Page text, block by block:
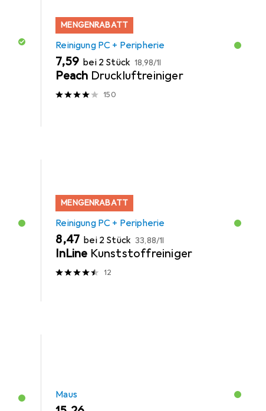
MENGENRABATT
Reinigung PC + Peripherie
EUR
7,59 bei 2 Stück EUR
18,98/1l
Peach Druckluftreiniger
150
MENGENRABATT
Reinigung PC + Peripherie
EUR
8,47 bei 2 Stück EUR
33,88/1l
InLine Kunststoffreiniger
12
Maus